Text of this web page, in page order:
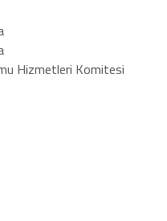
Hizmetleri Komitesi